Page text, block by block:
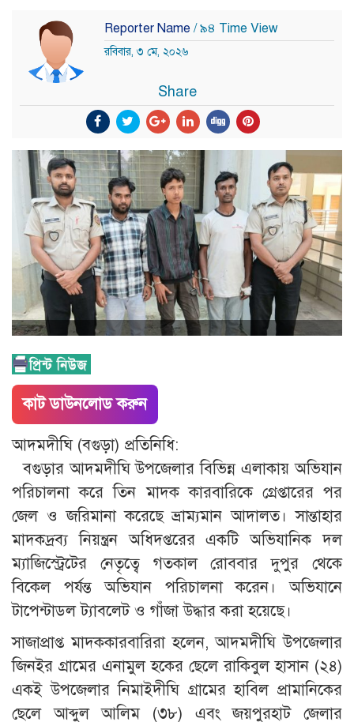
Reporter Name / ৯৪ Time View
রবিবার, ৩ মে, ২০২৬
Share
কাট ডাউনলোড করুন
আদমদীঘি (বগুড়া) প্রতিনিধি:
বগুড়ার আদমদীঘি উপজেলার বিভিন্ন এলাকায় অভিযান
পরিচালনা করে তিন মাদক কারবারিকে গ্রেপ্তারের পর
জেল ও জরিমানা করেছে ভ্রাম্যমান আদালত। সান্তাহার
মাদকদ্রব্য নিয়ন্ত্রন অধিদপ্তরের একটি অভিযানিক দল
ম্যাজিস্ট্রেটের নেতৃত্বে গতকাল রোববার দুপুর থেকে
বিকেল পর্যন্ত অভিযান পরিচালনা করেন। অভিযানে
টাপেন্টাডল ট্যাবলেট ও গাঁজা উদ্ধার করা হয়েছে।
সাজাপ্রাপ্ত মাদককারবারিরা হলেন, আদমদীঘি উপজেলার
জিনইর গ্রামের এনামুল হকের ছেলে রাকিবুল হাসান (২৪)
একই উপজেলার নিমাইদীঘি গ্রামের হাবিল প্রামানিকের
ছেলে আব্দুল আলিম (৩৮) এবং জয়পুরহাট জেলার